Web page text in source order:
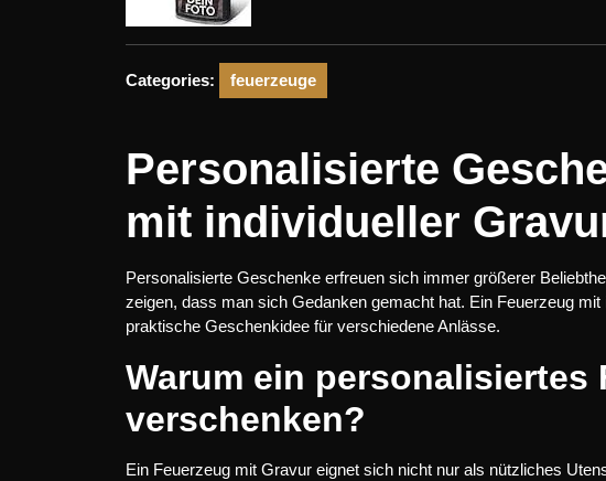
Categories: feuerzeuge
Personalisierte
mit individueller
Personalisierte Geschenke erfreuen sich immer größerer
zeigen, dass man sich Gedanken gemacht hat. Ein Feuerzeug
praktische Geschenkidee für verschiedene Anlässe.
Warum ein personalisiertes
verschenken?
Ein Feuerzeug mit Gravur eignet sich nicht nur als nützliches